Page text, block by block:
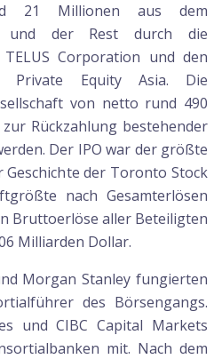
21 Millionen aus dem
und der Rest durch die
Corporation und den
Private Equity Asia. Die
von netto rund 490
Rückzahlung bestehender
Der IPO war der größte
der Toronto Stock
nach Gesamterlösen
Bruttoerlöse aller Beteiligten
Milliarden Dollar.
Morgan Stanley fungierten
des Börsengangs.
und CIBC Capital Markets
mit. Nach dem